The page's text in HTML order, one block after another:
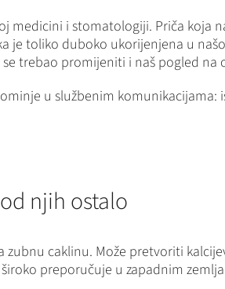
i stomatologiji. Priča koja
je toliko duboko ukorijenjena u
trebao promijeniti i naš pogled na
u službenim
njih ostalo
caklinu. Može pretvoriti
preporučuje u zapadnim